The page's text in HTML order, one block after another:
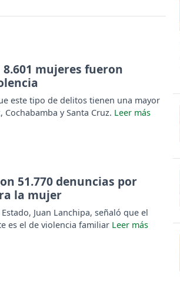
mujeres fueron
este tipo de delitos tienen una mayor
Cochabamba y Santa Cruz.
51.770 denuncias por
la mujer
Juan Lanchipa, señaló que el
es el de violencia familiar